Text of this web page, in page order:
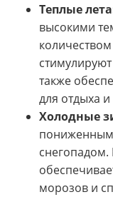
Теплые
высокими
также
для отдыха
Холодные
морозов и